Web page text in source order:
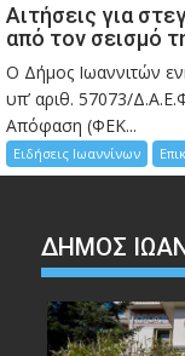
Αιτήσεις για
από τον σεισμό
Ο Δήμος Ιωαννιτών
υπ’ αριθ. 57073/
Απόφαση (ΦΕΚ...
Ειδήσεις Ιωαννίνων
ΔΗΜΟΣ